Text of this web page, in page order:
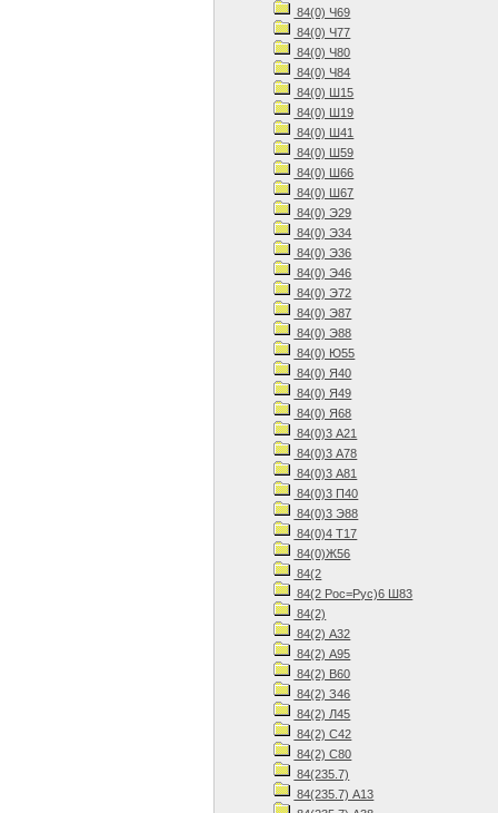
84(0) Ч69
84(0) Ч77
84(0) Ч80
84(0) Ч84
84(0) Ш15
84(0) Ш19
84(0) Ш41
84(0) Ш59
84(0) Ш66
84(0) Ш67
84(0) Э29
84(0) Э34
84(0) Э36
84(0) Э46
84(0) Э72
84(0) Э87
84(0) Э88
84(0) Ю55
84(0) Я40
84(0) Я49
84(0) Я68
84(0)3 А21
84(0)3 А78
84(0)3 А81
84(0)3 П40
84(0)3 Э88
84(0)4 Т17
84(0)Ж56
84(2
84(2 Рос=Рус)6 Ш83
84(2)
84(2) А32
84(2) А95
84(2) В60
84(2) З46
84(2) Л45
84(2) С42
84(2) С80
84(235.7)
84(235.7) А13